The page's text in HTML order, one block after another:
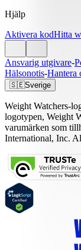
Hjälp
Aktivera kodHitta
Ansvarig utgivare-
Hälsonotis-Hantera
🇸🇪Sverige
Weight Watchers-
logotypen, Weight
varumärken som
International, Inc.